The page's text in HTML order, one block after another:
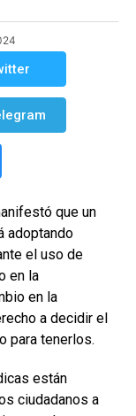
que un
adoptando
el uso de
en la
en la
a decidir el
para tenerlos.
están
ciudadanos a